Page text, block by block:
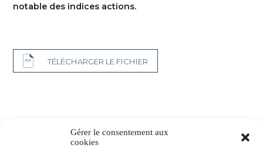
Gérer le consentement aux
cookies
notable des indices actions.
TÉLÉCHARGER LE FICHIER